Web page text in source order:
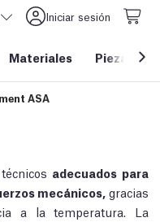
Iniciar sesión
Materiales Piezas y
ASA
adecuados para
mecánicos, gracias
a la temperatura. La